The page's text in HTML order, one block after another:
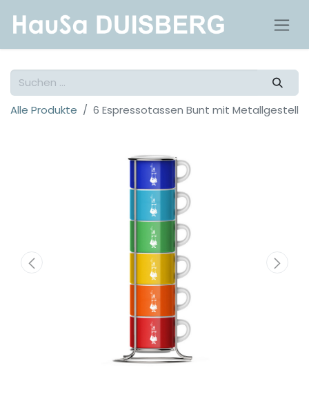
Alle Produkte 6 Espressotassen Bunt mit Metallgestell